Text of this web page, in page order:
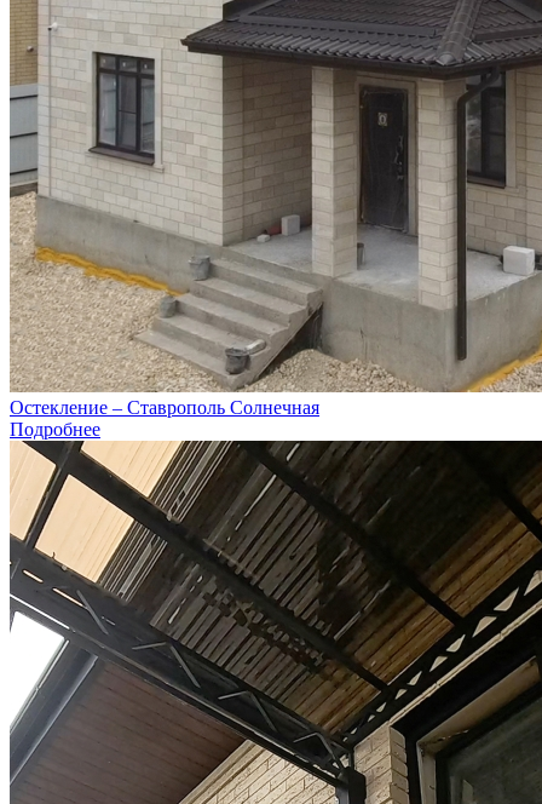
Остекление – Ставрополь Солнечная
Подробнее